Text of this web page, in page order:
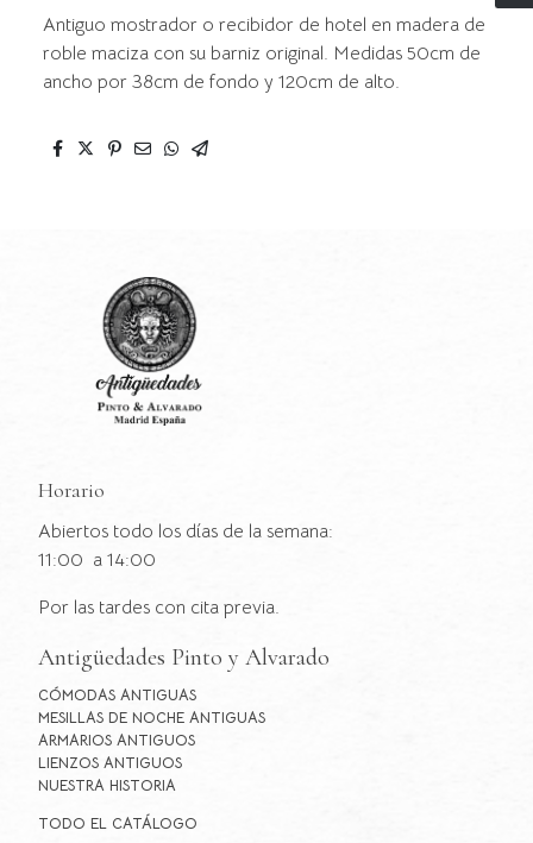
Antiguo mostrador o recibidor de hotel en madera de
roble maciza con su barniz original. Medidas 50cm de
ancho por 38cm de fondo y 120cm de alto.
Horario
Abiertos todo los días de la semana:
11:00 a 14:00
Por las tardes con cita previa.
Antigüedades Pinto y Alvarado
CÓMODAS ANTIGUAS
MESILLAS DE NOCHE ANTIGUAS
ARMARIOS ANTIGUOS
LIENZOS ANTIGUOS
NUESTRA HISTORIA
TODO EL CATÁLOGO